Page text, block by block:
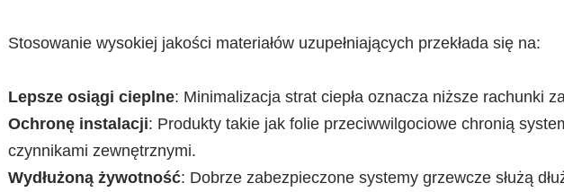
Stosowanie wysokiej jakości materiałów uzupełniających przekłada się na:
Lepsze osiągi cieplne: Minimalizacja strat ciepła oznacza niższe rachunki
Ochronę instalacji: Produkty takie jak folie przeciwwilgociowe chronią
czynnikami zewnętrznymi.
Wydłużoną żywotność: Dobrze zabezpieczone systemy grzewcze służą